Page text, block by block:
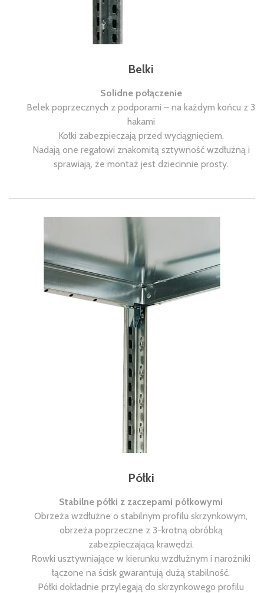
Belki
Solidne połączenie
Belek poprzecznych z podporami – na każdym końcu z 3
hakami
Kołki zabezpieczają przed wyciągnięciem.
Nadają one regałowi znakomitą sztywność wzdłużną i
sprawiają, że montaż jest dziecinnie prosty.
Półki
Stabilne półki z zaczepami półkowymi
Obrzeża wzdłużne o stabilnym profilu skrzynkowym,
obrzeża poprzeczne z 3-krotną obróbką
zabezpieczającą krawędzi.
Rowki usztywniające w kierunku wzdłużnym i narożniki
łączone na ścisk gwarantują dużą stabilność.
Półki dokładnie przylegają do skrzynkowego profilu